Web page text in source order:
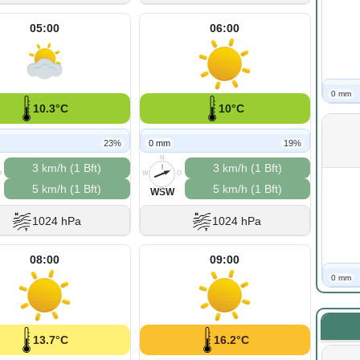
05:00
10.3°C
23%
3 km/h (1 Bft)
5 km/h (1 Bft)
1024 hPa
06:00
10°C
0 mm 19%
N
O
S
W
WSW
3 km/h (1 Bft)
5 km/h (1 Bft)
1024 hPa
08:00
13.7°C
09:00
16.2°C
0 mm
0 mm